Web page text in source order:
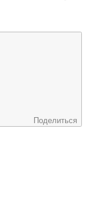
Поделиться